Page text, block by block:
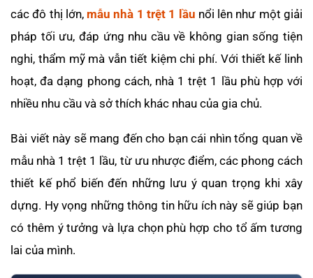
các đô thị lớn, mẫu nhà 1 trệt 1 lầu nổi lên như một giải
pháp tối ưu, đáp ứng nhu cầu về không gian sống tiện
nghi, thẩm mỹ mà vẫn tiết kiệm chi phí. Với thiết kế linh
hoạt, đa dạng phong cách, nhà 1 trệt 1 lầu phù hợp với
nhiều nhu cầu và sở thích khác nhau của gia chủ.
Bài viết này sẽ mang đến cho bạn cái nhìn tổng quan về
mẫu nhà 1 trệt 1 lầu, từ ưu nhược điểm, các phong cách
thiết kế phổ biến đến những lưu ý quan trọng khi xây
dựng. Hy vọng những thông tin hữu ích này sẽ giúp bạn
có thêm ý tưởng và lựa chọn phù hợp cho tổ ấm tương
lai của mình.